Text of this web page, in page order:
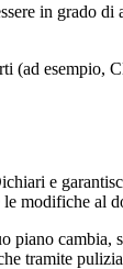
in grado
(ad
e
modifiche al
tramite